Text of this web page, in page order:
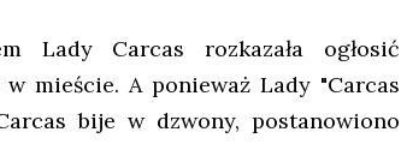
Carcas rozkazała ogłosić
mieście. A ponieważ Lady "Carcas
bije w dzwony, postanowiono